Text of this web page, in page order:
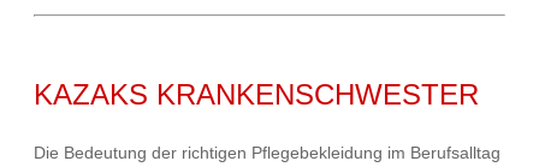
KAZAKS KRANKENSCHWESTER
Die Bedeutung der richtigen Pflegebekleidung im Berufsalltag